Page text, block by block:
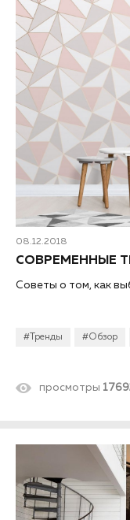
08.12.2018
#Тренды #Обзор
СОВРЕМЕННЫЕ
Советы о том, как
просмотры